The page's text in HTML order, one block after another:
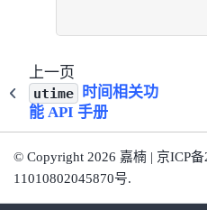
上一页
utime 时间相关功
能 API 手册
© Copyright 2026 嘉楠 | 京ICP
11010802045870号.